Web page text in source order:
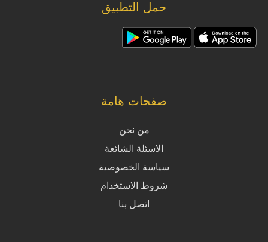
حمل التطبيق
صفحات هامة
من نحن
الاسئلة الشائعة
سياسة الخصوصية
شروط الاستخدام
اتصل بنا